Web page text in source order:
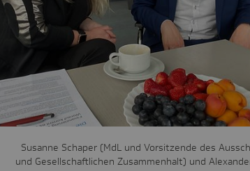
Susanne Schaper (MdL und Vorsitzende des
und Gesellschaftlichen Zusammenhalt) und